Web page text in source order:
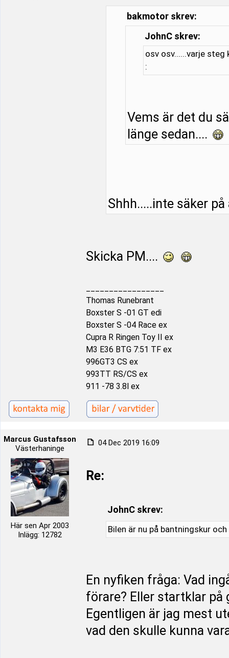
bakmotor skrev:
JohnC skrev:
osv osv......varje steg
:
Vems är det du
länge sedan....
Shhh.....inte säker
Skicka PM....
Thomas Runebrant
Boxster S -01 GT edi
Boxster S -04 Race ex
Cupra R Ringen Toy II ex
M3 E36 BTG 7:51 TF ex
996GT3 CS ex
993TT RS/CS ex
911 -78 3.8l ex
Marcus Gustafsson
Västerhaninge
Här sen Apr 2003
Inlägg: 12782
04 Dec 2019 16:09
Re:
JohnC skrev:
Bilen är nu på bantningskur
En nyfiken fråga: Vad
förare? Eller startklar på
Egentligen är jag mest
vad den skulle kunna